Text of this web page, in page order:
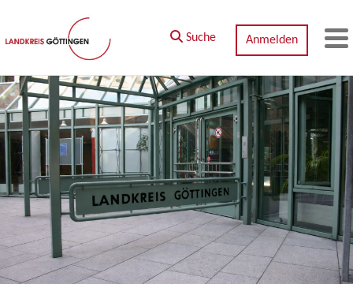
Zum Hauptinhalt springen
Suche Anmelden